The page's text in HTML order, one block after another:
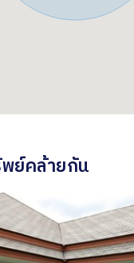
ย์คล้ายกัน